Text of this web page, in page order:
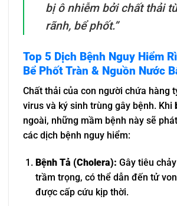
bị ô nhiễm bởi chất thải
rãnh, bể phốt.”
Top 5 Dịch Bệnh Nguy Hiểm
Bể Phốt Tràn & Nguồn Nước
Chất thải của con người chứa hàng
virus và ký sinh trùng gây bệnh. Khi
ngoài, những mầm bệnh này sẽ
các dịch bệnh nguy hiểm:
Bệnh Tả (Cholera): Gây tiêu
trầm trọng, có thể dẫn đến tử
được cấp cứu kịp thời.